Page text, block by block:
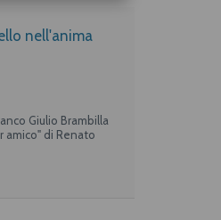
nell'anima
Giulio Brambilla
amico" di Renato